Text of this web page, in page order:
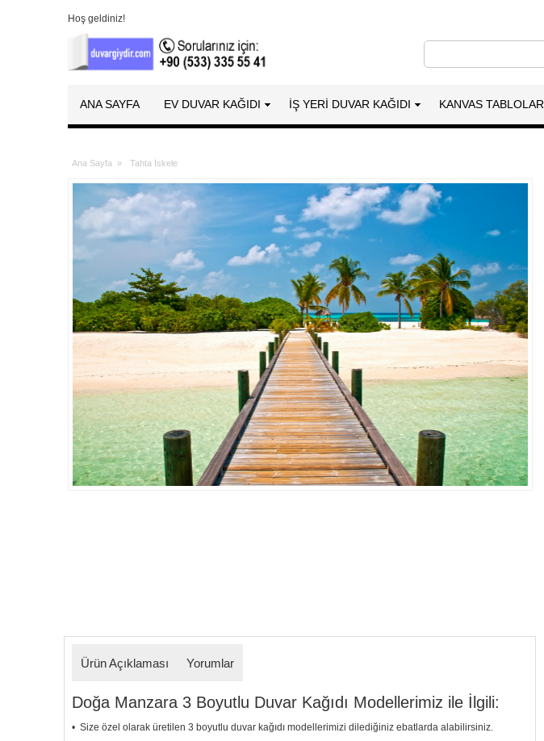
Hoş geldiniz!
ANA SAYFA EV DUVAR KAĞIDI İŞ YERİ DUVAR KAĞIDI KANVAS TABLOLAR
Ana Sayfa » Tahta İskele
Ürün Açıklaması Yorumlar
Doğa Manzara 3 Boyutlu Duvar Kağıdı Modellerimiz ile İlgili:
• Size özel olarak üretilen 3 boyutlu duvar kağıdı modellerimizi dilediğiniz ebatlarda alabilirsiniz.